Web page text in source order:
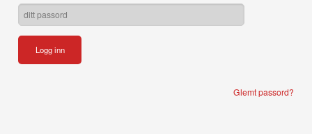
Glemt passord?